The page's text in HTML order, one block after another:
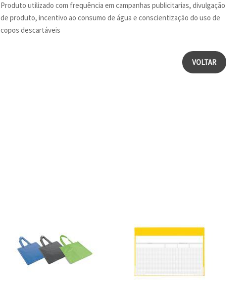
Produto utilizado com frequência em campanhas publicitarias, divulgação
de produto, incentivo ao consumo de água e conscientização do uso de
copos descartáveis
VOLTAR